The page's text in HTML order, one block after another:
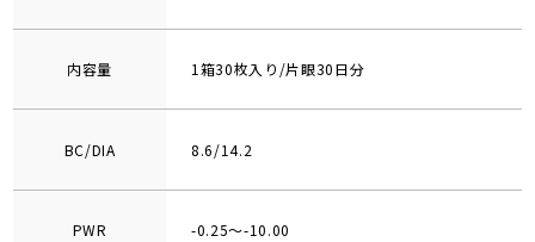
内容量 1箱30枚入り/片眼30日分
BC/DIA 8.6/14.2
PWR -0.25～-10.00